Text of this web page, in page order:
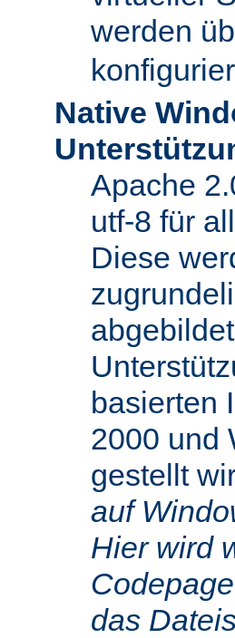
werden
Native
Apache
utf-8 für
Diese
basierten
2000 und
gestellt
auf
Hier wird
das